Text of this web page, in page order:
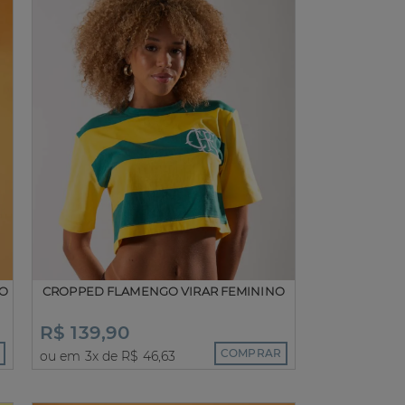
CROPPED FLAMENGO VIRAR FEMININO
R$ 139,90
ou em 3x de R$ 46,63 COMPRAR